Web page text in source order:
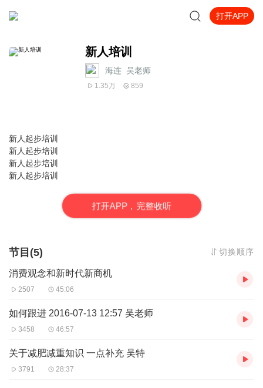
打开APP
新人培训
海连_吴老师
1.35万 859
新人起步培训
新人起步培训
新人起步培训
新人起步培训
打开APP，完整收听
节目(5) 切换顺序
消费观念和新时代新商机
2507 45:06
如何跟进 2016-07-13 12:57 吴老师
3458 46:57
关于减肥减重知识 一点补充 吴特
3791 28:37